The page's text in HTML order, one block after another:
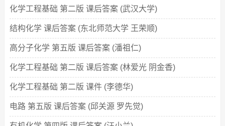
化学工程基础 第二版 课后答案 (武汉大学)
结构化学 课后答案 (东北师范大学 王荣顺)
高分子化学 第五版 课后答案 (潘祖仁)
化学工程基础 第二版 课后答案 (林爱光 阴金香)
化学工程基础 第二版 课件 (李德华)
电路 第五版 课后答案 (邱关源 罗先觉)